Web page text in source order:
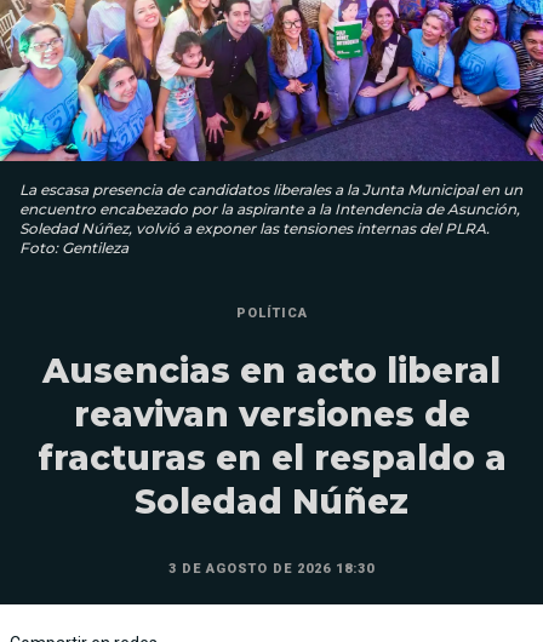
La escasa presencia de candidatos liberales a la Junta Municipal en un
encuentro encabezado por la aspirante a la Intendencia de Asunción,
Soledad Núñez, volvió a exponer las tensiones internas del PLRA.
Foto: Gentileza
POLÍTICA
Ausencias en acto liberal
reavivan versiones de
fracturas en el respaldo a
Soledad Núñez
3 DE AGOSTO DE 2026 18:30